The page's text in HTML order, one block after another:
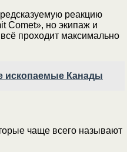
реакцию
Comet», но экипаж и
проходит максимально
ископаемые Канады
чаще всего называют